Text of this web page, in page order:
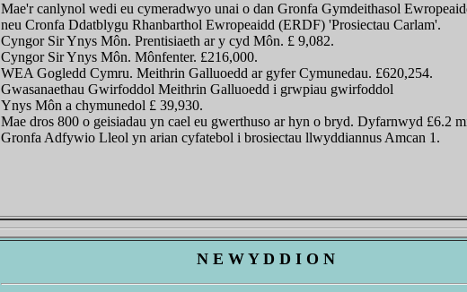
Mae'r canlynol wedi eu cymeradwyo unai o dan Gronfa Gymdeithasol
neu Cronfa Ddatblygu Rhanbarthol Ewropeaidd (ERDF) 'Prosiectau Carlam'.
Cyngor Sir Ynys Môn. Prentisiaeth ar y cyd Môn. £ 9,082.
Cyngor Sir Ynys Môn. Mônfenter. £216,000.
WEA Gogledd Cymru. Meithrin Galluoedd ar gyfer Cymunedau. £620,254.
Gwasanaethau Gwirfoddol Meithrin Galluoedd i grwpiau gwirfoddol
Ynys Môn a chymunedol £ 39,930.
Mae dros 800 o geisiadau yn cael eu gwerthuso ar hyn o bryd. Dyfarnwyd £6.2
Gronfa Adfywio Lleol yn arian cyfatebol i brosiectau llwyddiannus Amcan 1.
N E W Y D D I O N